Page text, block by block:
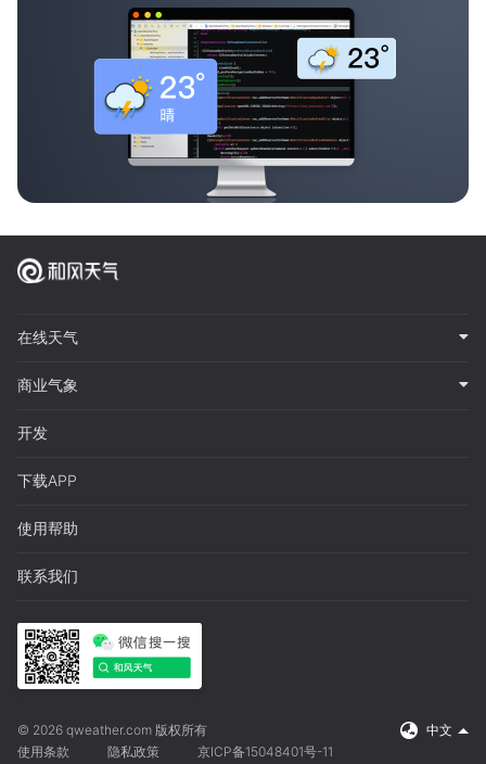
在线天气
商业气象
开发
下载APP
使用帮助
联系我们
© 2026 qweather.com 版权所有
中文
使用条款
隐私政策 京ICP备15048401号-11